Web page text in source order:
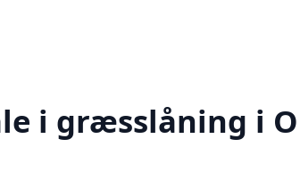
i græsslåning i